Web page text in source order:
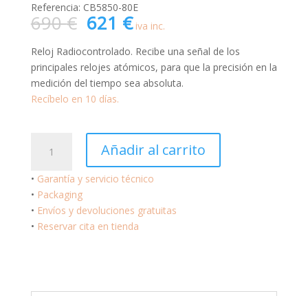
Referencia: CB5850-80E
690€ El
precio
original
era:
690 €.
621 €El
precio
actual
es:
621 €.
iva inc.
Reloj Radiocontrolado. Recibe una señal de los
principales relojes atómicos, para que la precisión en la
medición del tiempo sea absoluta.
Recíbelo en 10 días.
Radiocontrol
Super
Titanium
Añadir al carrito
• Garantía y servicio técnico
• Packaging
• Envíos y devoluciones gratuitas
• Reservar cita en tienda